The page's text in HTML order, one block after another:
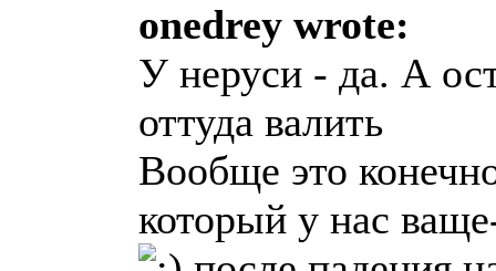
onedrey wrote:
У неруси - да. А
оттуда валить
Вообще это
который у нас